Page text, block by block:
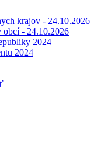
krajov - 24.10.2026
obcí - 24.10.2026
2024
2024